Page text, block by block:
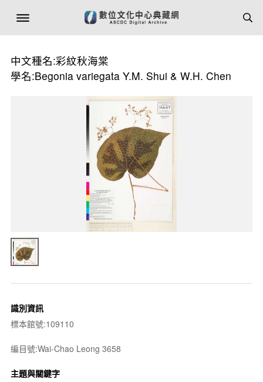
中文種名:彩紋秋海棠
學名:Begonia variegata Y.M. Shui & W.H. Chen
識別資訊
標本館號:109110
編目號:Wai-Chao Leong 3658
主題與關鍵字